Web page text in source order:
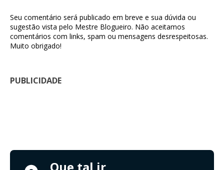
Seu comentário será publicado em breve e sua dúvida ou
sugestão vista pelo Mestre Blogueiro. Não aceitamos
comentários com links, spam ou mensagens desrespeitosas.
Muito obrigado!
PUBLICIDADE